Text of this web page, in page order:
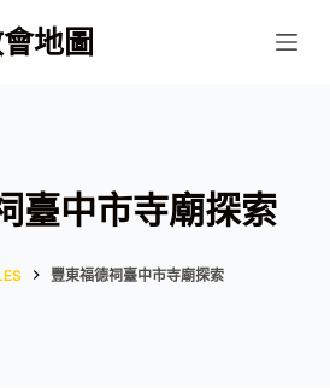
地圖
臺中市寺廟探索
豐東福德祠臺中市寺廟探索